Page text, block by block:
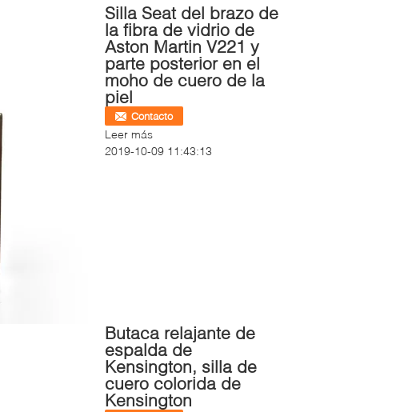
Silla Seat del brazo de
la fibra de vidrio de
Aston Martin V221 y
parte posterior en el
moho de cuero de la
piel
Contacto
Leer más
2019-10-09 11:43:13
Butaca relajante de
espalda de
Kensington, silla de
cuero colorida de
Kensington